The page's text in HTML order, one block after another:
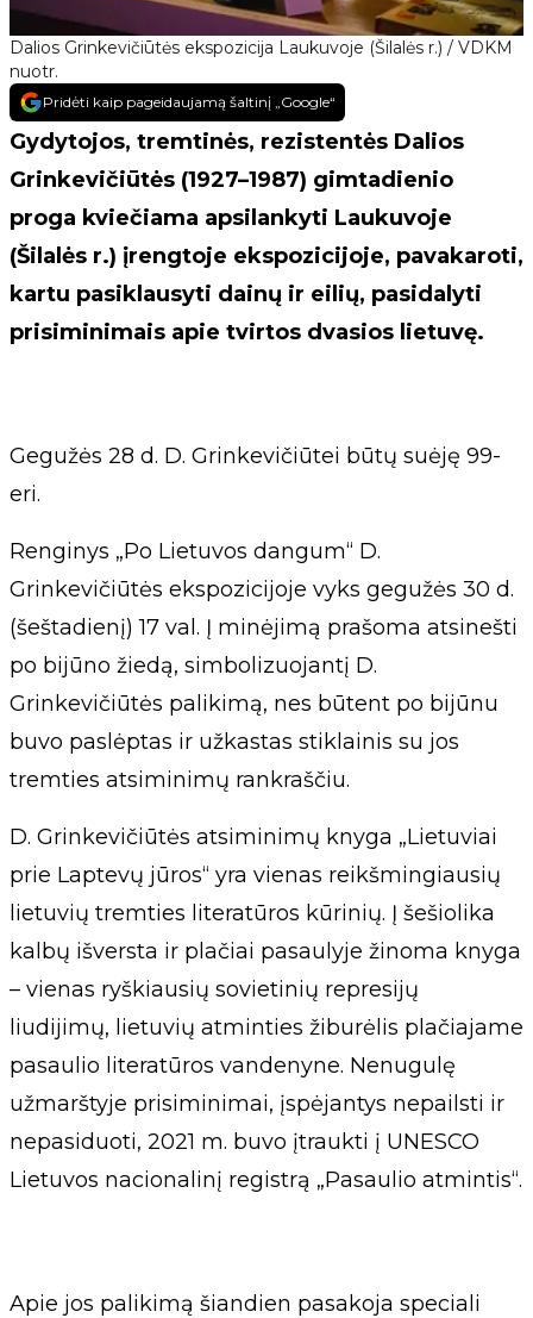
Dalios Grinkevičiūtės ekspozicija Laukuvoje (Šilalės r.) / VDKM
nuotr.
Pridėti kaip pageidaujamą šaltinį „Google“
Gydytojos, tremtinės, rezistentės Dalios
Grinkevičiūtės (1927–1987) gimtadienio
proga kviečiama apsilankyti Laukuvoje
(Šilalės r.) įrengtoje ekspozicijoje, pavakaroti,
kartu pasiklausyti dainų ir eilių, pasidalyti
prisiminimais apie tvirtos dvasios lietuvę.
Gegužės 28 d. D. Grinkevičiūtei būtų suėję 99-
eri.
Renginys „Po Lietuvos dangum“ D.
Grinkevičiūtės ekspozicijoje vyks gegužės 30 d.
(šeštadienį) 17 val. Į minėjimą prašoma atsinešti
po bijūno žiedą, simbolizuojantį D.
Grinkevičiūtės palikimą, nes būtent po bijūnu
buvo paslėptas ir užkastas stiklainis su jos
tremties atsiminimų rankraščiu.
D. Grinkevičiūtės atsiminimų knyga „Lietuviai
prie Laptevų jūros“ yra vienas reikšmingiausių
lietuvių tremties literatūros kūrinių. Į šešiolika
kalbų išversta ir plačiai pasaulyje žinoma knyga
– vienas ryškiausių sovietinių represijų
liudijimų, lietuvių atminties žiburėlis plačiajame
pasaulio literatūros vandenyne. Nenugulę
užmarštyje prisiminimai, įspėjantys nepailsti ir
nepasiduoti, 2021 m. buvo įtraukti į UNESCO
Lietuvos nacionalinį registrą „Pasaulio atmintis“.
Apie jos palikimą šiandien pasakoja speciali